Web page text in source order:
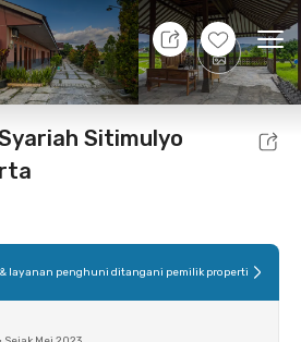
+12
tahu
Lokasi Kamar
Sitimulyo
layanan penghuni ditangani pemilik properti